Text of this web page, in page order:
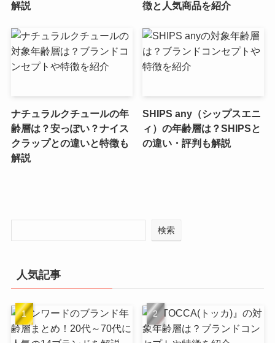
解説 徴と人気商品を紹介
ナチュラルクチュールの年
齢層は？安っぽい？ナイス
クラップとの違いと特徴も
解説
SHIPS any（シップスエニ
ィ）の年齢層は？SHIPSと
の違い・評判も解説
検索
人気記事